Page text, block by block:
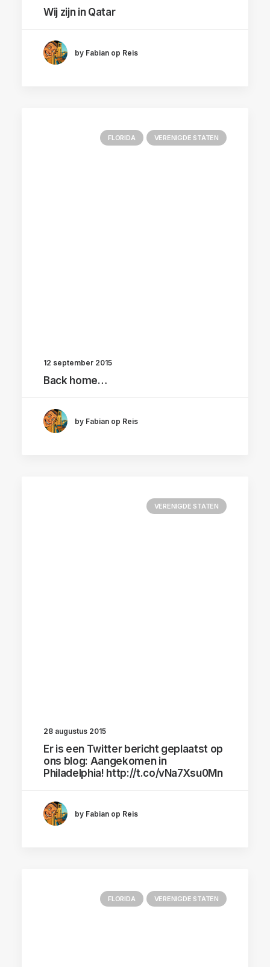
Wij zijn in Qatar
by Fabian op Reis
FLORIDA VERENIGDE STATEN
12 september 2015
Back home…
by Fabian op Reis
VERENIGDE STATEN
28 augustus 2015
Er is een Twitter bericht geplaatst op
ons blog: Aangekomen in
Philadelphia! http://t.co/vNa7Xsu0Mn
by Fabian op Reis
FLORIDA VERENIGDE STATEN